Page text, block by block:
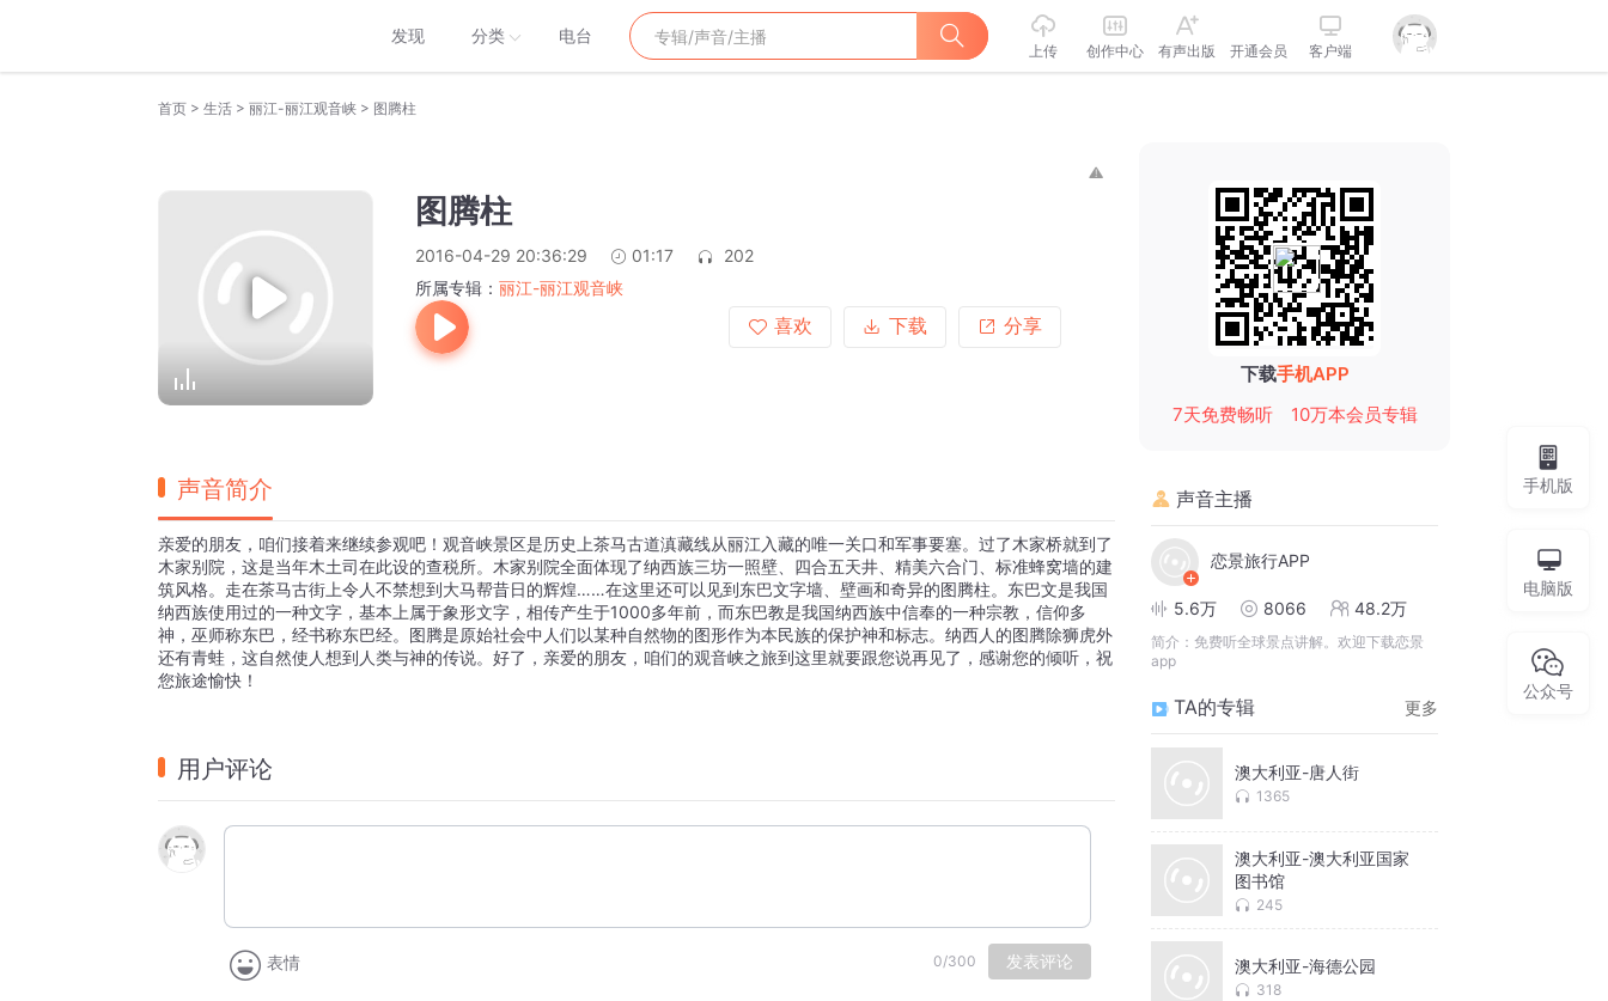
发现 分类 电台
上传 创作中心 有声出版 开通会员 客户端
首页 > 生活 > 丽江-丽江观音峡 > 图腾柱
图腾柱
2016-04-29 20:36:29 01:17
202
所属专辑： 丽江-丽江观音峡
喜欢
下载 分享
声音简介
亲爱的朋友，咱们接着来继续参观吧！观音峡景区是历史上茶马古道滇藏线从丽江入藏的唯一关口和军事要塞。过了木家桥就到了
木家别院，这是当年木土司在此设的查税所。木家别院全面体现了纳西族三坊一照壁、四合五天井、精美六合门、标准蜂窝墙的建
筑风格。走在茶马古街上令人不禁想到大马帮昔日的辉煌……在这里还可以见到东巴文字墙、壁画和奇异的图腾柱。东巴文是我国
纳西族使用过的一种文字，基本上属于象形文字，相传产生于1000多年前，而东巴教是我国纳西族中信奉的一种宗教，信仰多
神，巫师称东巴，经书称东巴经。图腾是原始社会中人们以某种自然物的图形作为本民族的保护神和标志。纳西人的图腾除狮虎外
还有青蛙，这自然使人想到人类与神的传说。好了，亲爱的朋友，咱们的观音峡之旅到这里就要跟您说再见了，感谢您的倾听，祝
您旅途愉快！
用户评论
表情 0/300 发表评论
下载手机APP
7天免费畅听
10万本会员专辑
声音主播
恋景旅行APP
5.6万 8066 48.2万
简介： 免费听全球景点讲解。欢迎下载恋景
app
TA的专辑 更多
澳大利亚-唐人街
1365
澳大利亚-澳大利亚国家
图书馆
245
澳大利亚-海德公园
318
手机版
电脑版
公众号